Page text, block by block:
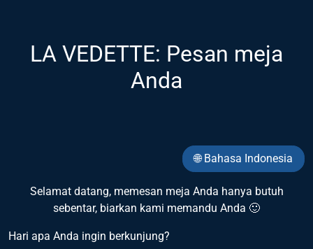
LA VEDETTE: Pesan meja
Anda
🌐 Bahasa Indonesia
Selamat datang, memesan meja Anda hanya butuh
sebentar, biarkan kami memandu Anda 🙂
Hari apa Anda ingin berkunjung?